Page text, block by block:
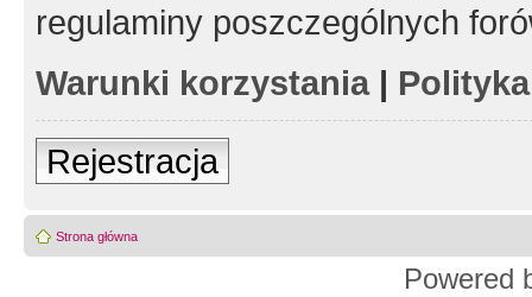
regulaminy poszczególnych
Warunki korzystania|
Rejestracja
Strona główna
Powered